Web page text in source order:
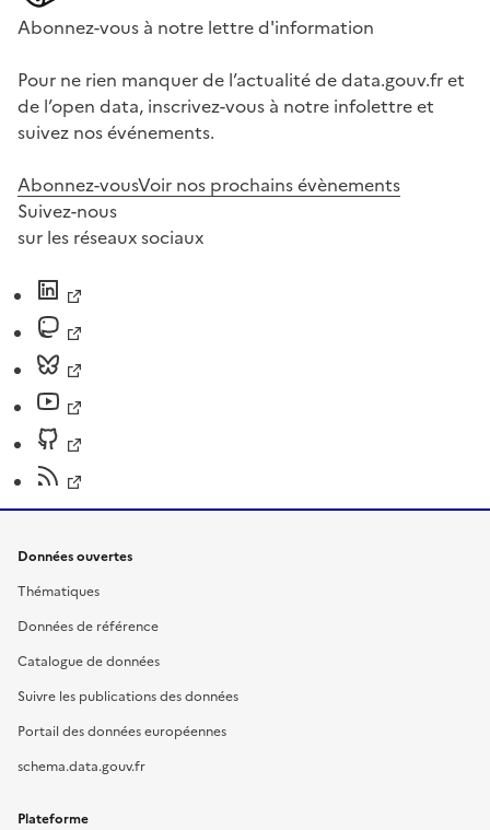
Abonnez-vous à notre lettre d'information
Pour ne rien manquer de l’actualité de data.gouv.fr et
de l’open data, inscrivez-vous à notre infolettre et
suivez nos événements.
Abonnez-vousVoir nos prochains évènements
Suivez-nous
sur les réseaux sociaux
Données ouvertes
Thématiques
Données de référence
Catalogue de données
Suivre les publications des données
Portail des données européennes
schema.data.gouv.fr
Plateforme